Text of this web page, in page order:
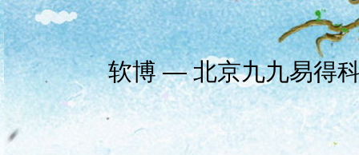
软博 — 北京九九易得